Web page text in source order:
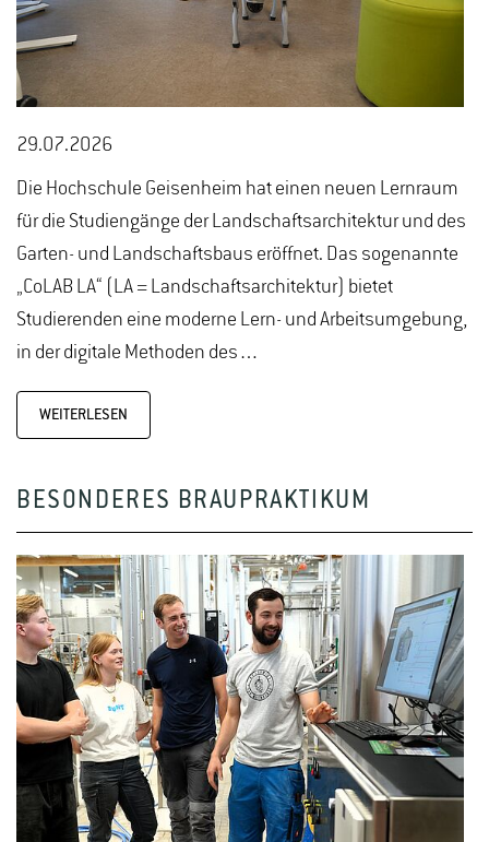
29.07.2026
Die Hochschule Geisenheim hat einen neuen Lernraum
für die Studiengänge der Landschaftsarchitektur und des
Garten- und Landschaftsbaus eröffnet. Das sogenannte
„CoLAB LA“ (LA = Landschaftsarchitektur) bietet
Studierenden eine moderne Lern- und Arbeitsumgebung,
in der digitale Methoden des…
WEITERLESEN
BESONDERES BRAUPRAKTIKUM